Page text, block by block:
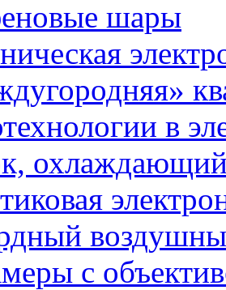
шары
в
охлаждающий
с